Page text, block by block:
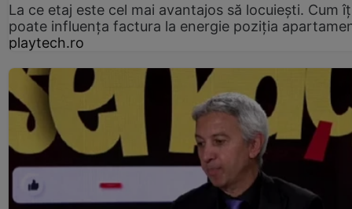
La ce etaj este cel mai avantajos să locuiești. Cum
poate influența factura la energie poziția
playtech.ro